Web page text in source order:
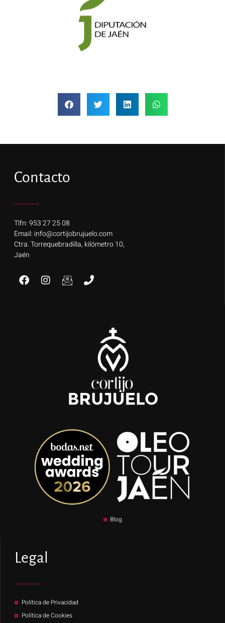
Contacto
Tlfn: 953 27 25 08
Email: info@cortijobrujuelo.com
Ctra. Torrequebradilla, kilómetro 10,
Jaén
Blog
Legal
Política de Privacidad
Política de Cookies